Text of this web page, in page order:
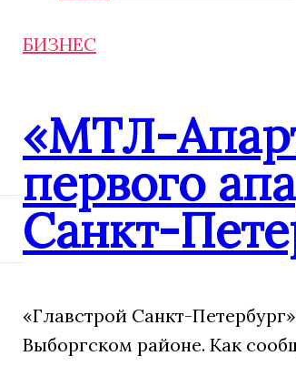
БИЗНЕС
«МТЛ-
первого
Санкт-
«Главстрой Санкт-
Выборгском районе. Как